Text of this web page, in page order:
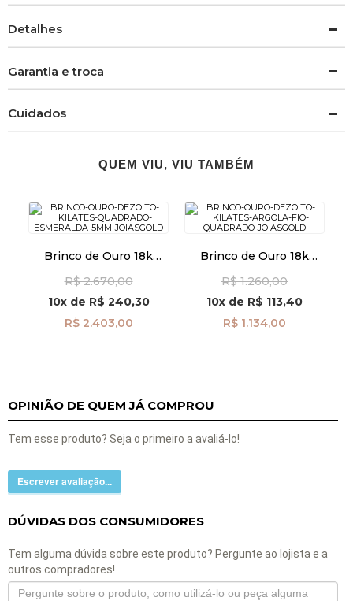
Detalhes
Garantia e troca
Cuidados
QUEM VIU, VIU TAMBÉM
Brinco de Ouro 18k
Esmeralda de 5mm
br29490
R$ 2.670,00
10xde R$ 240,30
R$ 2.403,00
Brinco de Ouro 18k
br29491
R$ 1.260,00
10x de R$ 113,40
R$ 1.134,00
OPINIÃO DE QUEM JÁ COMPROU
Tem esse produto? Seja o primeiro a avaliá-lo!
Escrever avaliação...
DÚVIDAS DOS CONSUMIDORES
Tem alguma dúvida sobre este produto? Pergunte ao lojista e a
outros compradores!